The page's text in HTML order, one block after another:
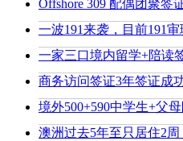
Offshore 309 配偶团聚签
一波191来袭，目前191审
一家三口境内留学+陪读
商务访问签证3年签证成
境外500+590中学生+父
澳洲过去5年至只居住2周